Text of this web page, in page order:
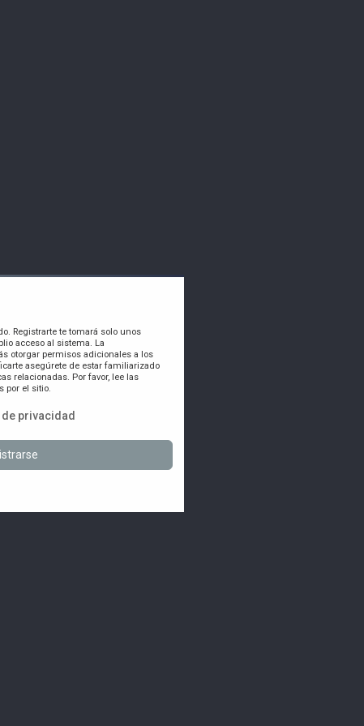
Registrarte te tomará solo unos
acceso al sistema. La
otorgar permisos adicionales a los
asegúrete de estar familiarizado
relacionadas. Por favor, lee las
por el sitio.
privacidad